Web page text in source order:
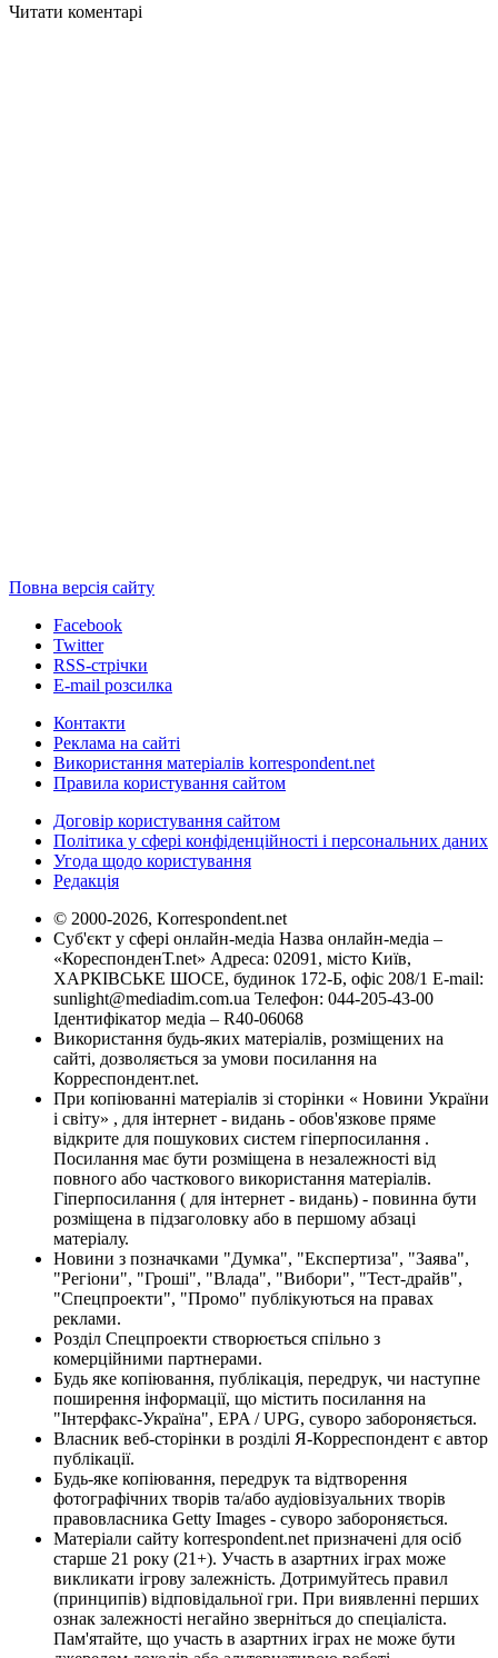
Читати коментарі
Повна версія сайту
Facebook
Twitter
RSS-стрічки
E-mail розсилка
Контакти
Реклама на сайті
Використання матеріалів korrespondent.net
Правила користування сайтом
Договір користування сайтом
Політика у сфері конфіденційності і персональних даних
Угода щодо користування
Редакція
© 2000-2026, Korrespondent.net
Суб'єкт у сфері онлайн-медіа Назва онлайн-медіа –
«КореспонденТ.net» Адреса: 02091, місто Київ,
ХАРКІВСЬКЕ ШОСЕ, будинок 172-Б, офіс 208/1 E-mail:
sunlight@mediadim.com.ua Телефон: 044-205-43-00
Ідентифікатор медіа – R40-06068
Використання будь-яких матеріалів, розміщених на
сайті, дозволяється за умови посилання на
Корреспондент.net.
При копіюванні матеріалів зі сторінки « Новини України
і світу» , для інтернет - видань - обов'язкове пряме
відкрите для пошукових систем гіперпосилання .
Посилання має бути розміщена в незалежності від
повного або часткового використання матеріалів.
Гіперпосилання ( для інтернет - видань) - повинна бути
розміщена в підзаголовку або в першому абзаці
матеріалу.
Новини з позначками "Думка", "Експертиза", "Заява",
"Регіони", "Гроші", "Влада", "Вибори", "Тест-драйв",
"Спецпроекти", "Промо" публікуються на правах
реклами.
Розділ Спецпроекти створюється спільно з
комерційними партнерами.
Будь яке копіювання, публікація, передрук, чи наступне
поширення інформації, що містить посилання на
"Інтерфакс-Україна", EPA / UPG, суворо забороняється.
Власник веб-сторінки в розділі Я-Корреспондент є автор
публікації.
Будь-яке копіювання, передрук та відтворення
фотографічних творів та/або аудіовізуальних творів
правовласника Getty Images - суворо забороняється.
Матеріали сайту korrespondent.net призначені для осіб
старше 21 року (21+). Участь в азартних іграх може
викликати ігрову залежність. Дотримуйтесь правил
(принципів) відповідальної гри. При виявленні перших
ознак залежності негайно зверніться до спеціаліста.
Пам'ятайте, що участь в азартних іграх не може бути